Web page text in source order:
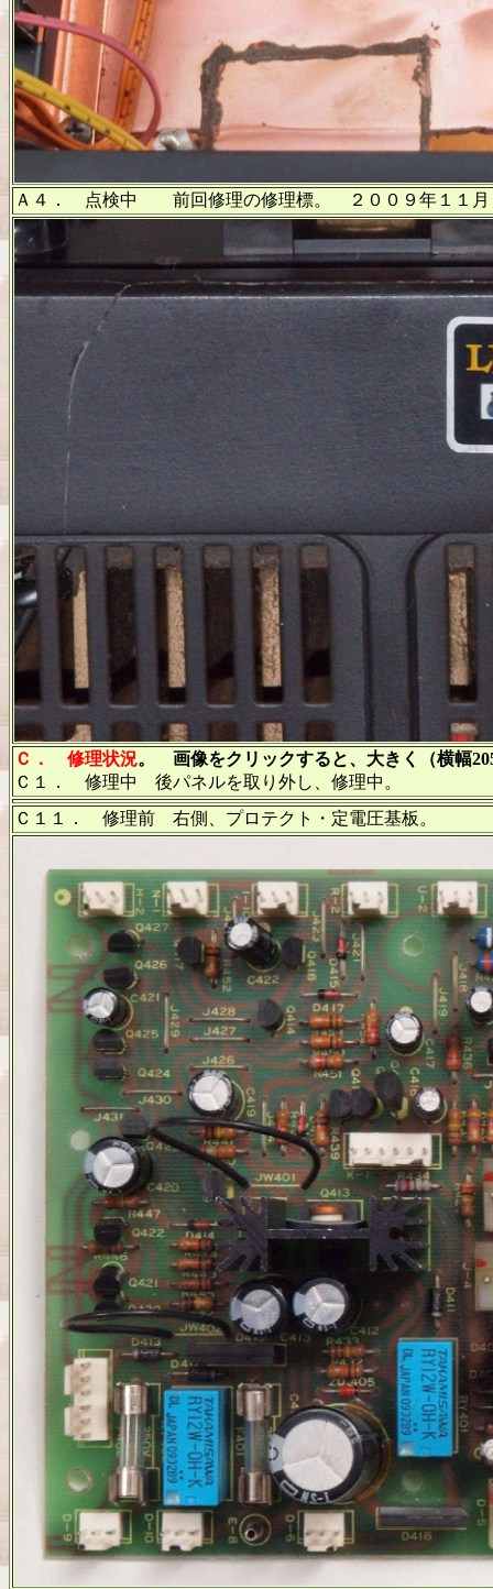
Ａ４． 点検中 前回修理の修理標。 ２００９年１１月
Ｃ． 修理状況。 画像をクリックすると、大きく（横幅
Ｃ１． 修理中 後パネルを取り外し、修理中。
Ｃ１１． 修理前 右側、プロテクト・定電圧基板。